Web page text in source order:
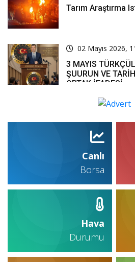
Tarım Araştırma
02 Mayıs 2026,
3 MAYIS
ŞUURUN VE
ORTAK İFADESİ
Canlı
Borsa
Hava
Durumu